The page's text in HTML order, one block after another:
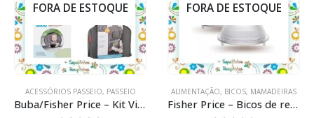
FORA DE ESTOQUE
ACESSÓRIOS PASSEIO, PASSEIO
Buba/Fisher Price – Kit Viagem
FORA DE ESTOQUE
ALIMENTAÇÃO, BICOS, MAMADEIRAS
Fisher Price – Bicos de reposição First Moments